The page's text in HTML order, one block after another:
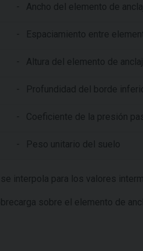
- Ancho del elemento de
- Espaciamiento entre
- Altura del elemento de
- Profundidad del borde
- Coeficiente de la presión
- Peso unitario del suelo
se interpola para los valores
sobre el elemento de